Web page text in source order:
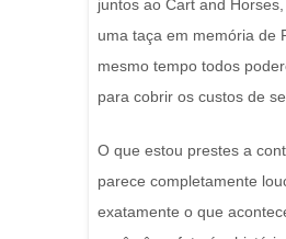
juntos ao Cart and
uma taça em memória de
mesmo tempo todos
para cobrir os custos de
O que estou prestes a
parece completamente
exatamente o que